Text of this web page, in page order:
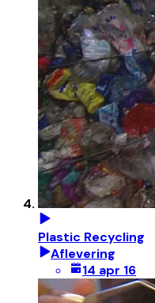
Plastic Recycling
Aflevering
14 apr 16